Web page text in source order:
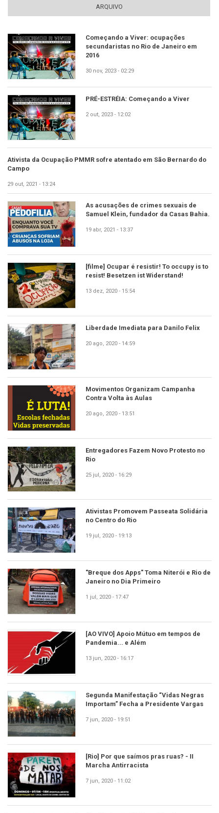
ARQUIVO
Começando a Viver: ocupações
secundaristas no Rio de Janeiro em
2016
30 nov, 2023 - 02:29
PRÉ-ESTRÉIA: Começando a Viver
2 out, 2023 - 12:02
Ativista da Ocupação PMMR sofre atentado em São Bernardo do
Campo
29 out, 2021 - 13:24
As acusações de crimes sexuais de
Samuel Klein, fundador da Casas Bahia.
19 abr, 2021 - 13:37
[filme] Ocupar é resistir! To occupy is to
resist! Besetzen ist Widerstand!
13 dez, 2020 - 15:54
Liberdade Imediata para Danilo Felix
20 ago, 2020 - 14:59
Movimentos Organizam Campanha
Contra Volta às Aulas
20 ago, 2020 - 13:51
Entregadores Fazem Novo Protesto no
Rio
25 jul, 2020 - 16:29
Ativistas Promovem Passeata Solidária
no Centro do Rio
19 jul, 2020 - 19:13
"Breque dos Apps" Toma Niterói e Rio de
Janeiro no Dia Primeiro
1 jul, 2020 - 17:47
[AO VIVO] Apoio Mútuo em tempos de
Pandemia... e Além
13 jun, 2020 - 16:17
Segunda Manifestação “Vidas Negras
Importam” Fecha a Presidente Vargas
7 jun, 2020 - 19:51
[Rio] Por que saímos pras ruas? - II
Marcha Antirracista
7 jun, 2020 - 11:02